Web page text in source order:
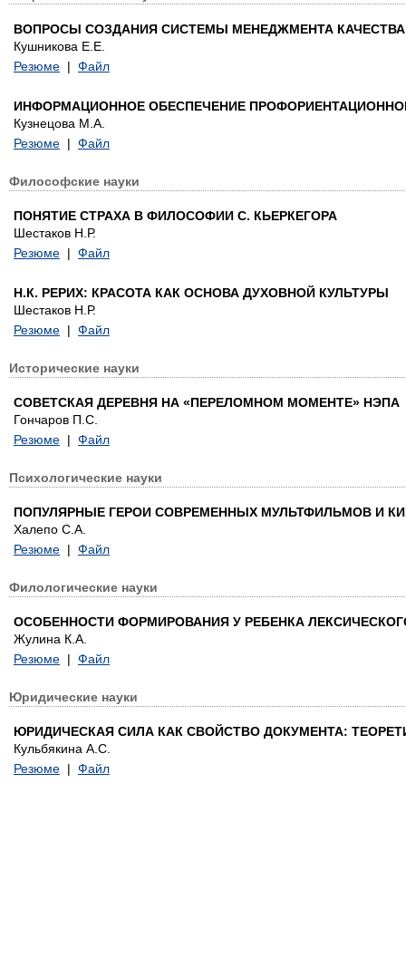
ВОПРОСЫ СОЗДАНИЯ СИСТЕМЫ МЕНЕДЖМЕНТА
Кушникова Е.Е.
Резюме | Файл
ИНФОРМАЦИОННОЕ ОБЕСПЕЧЕНИЕ
Кузнецова М.А.
Резюме | Файл
Философские науки
ПОНЯТИЕ СТРАХА В ФИЛОСОФИИ С. КЬЕРКЕГОРА
Шестаков Н.Р.
Резюме | Файл
Н.К. РЕРИХ: КРАСОТА КАК ОСНОВА ДУХОВНОЙ КУЛЬТУРЫ
Шестаков Н.Р.
Резюме | Файл
Исторические науки
СОВЕТСКАЯ ДЕРЕВНЯ НА «ПЕРЕЛОМНОМ МОМЕНТЕ» НЭПА
Гончаров П.С.
Резюме | Файл
Психологические науки
ПОПУЛЯРНЫЕ ГЕРОИ СОВРЕМЕННЫХ МУЛЬТФИЛЬМОВ И
Халепо С.А.
Резюме | Файл
Филологические науки
ОСОБЕННОСТИ ФОРМИРОВАНИЯ У РЕБЕНКА
Жулина К.А.
Резюме | Файл
Юридические науки
ЮРИДИЧЕСКАЯ СИЛА КАК СВОЙСТВО ДОКУМЕНТА:
Кульбякина А.С.
Резюме | Файл